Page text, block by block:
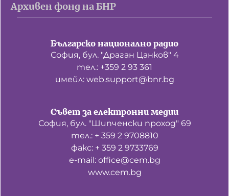
Архивен фонд на БНР
Българско национално радио
София, бул. "Драган Цанков" 4
тел.: +359 2 93 361
имейл: web.support@bnr.bg
Съвет за електронни медии
София, бул. "Шипченски проход" 69
тел.: + 359 2 9708810
факс: + 359 2 9733769
е-mail: office@cem.bg
www.cem.bg